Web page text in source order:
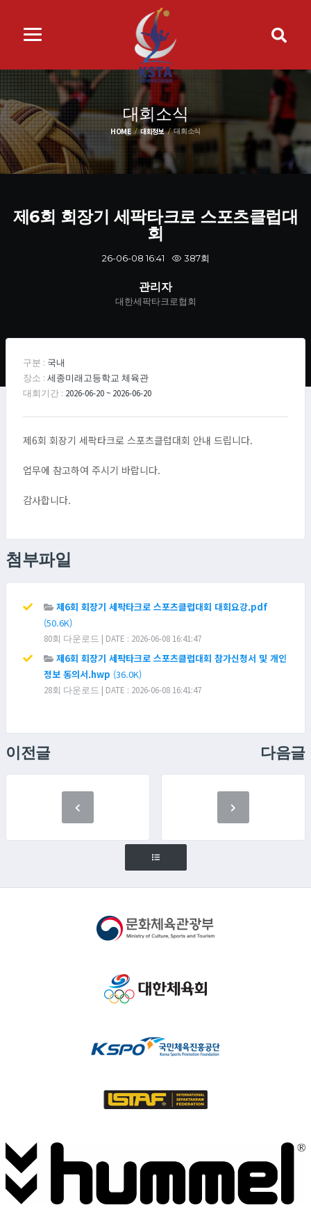
대회소식
HOME 대회정보 대회소식
제6회 회장기 세팍타크로 스포츠클럽대
회
26-06-08 16:41 387회
관리자
대한세팍타크로협회
구분 : 국내
장소 : 세종미래고등학교 체육관
대회기간 : 2026-06-20 ~ 2026-06-20
제6회 회장기 세팍타크로 스포츠클럽대회 안내 드립니다.
업무에 참고하여 주시기 바랍니다.
감사합니다.
첨부파일
제6회 회장기 세팍타크로 스포츠클럽대회 대회요강.pdf
(50.6K)
80회 다운로드 | DATE : 2026-06-08 16:41:47
제6회 회장기 세팍타크로 스포츠클럽대회 참가신청서 및 개인
정보 동의서.hwp (36.0K)
28회 다운로드 | DATE : 2026-06-08 16:41:47
이전글 다음글